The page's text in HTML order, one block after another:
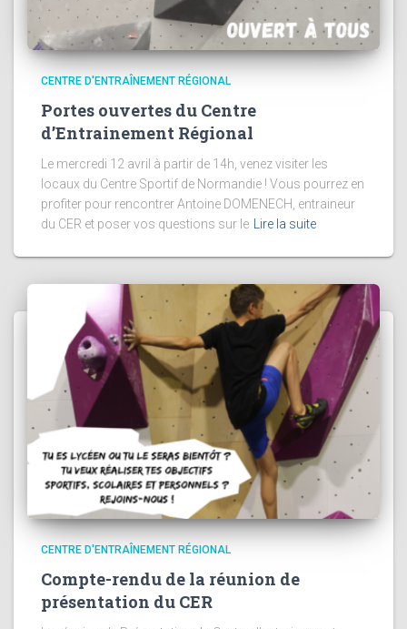
CENTRE D'ENTRAÎNEMENT RÉGIONAL
Portes ouvertes du Centre
d’Entrainement Régional
Le mercredi 12 avril à partir de 14h, venez visiter les
locaux du Centre Sportif de Normandie ! Vous pourrez en
profiter pour rencontrer Antoine DOMENECH, entraineur
du CER et poser vos questions sur le
Lire la suite
CENTRE D'ENTRAÎNEMENT RÉGIONAL
Compte-rendu de la réunion de
présentation du CER